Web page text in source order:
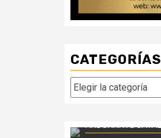
CATEGORÍAS
Categorías